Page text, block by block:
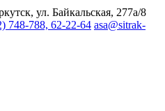
ул. Байкальская, 277а/8
748-788, 62-22-64 asa@sitrak-